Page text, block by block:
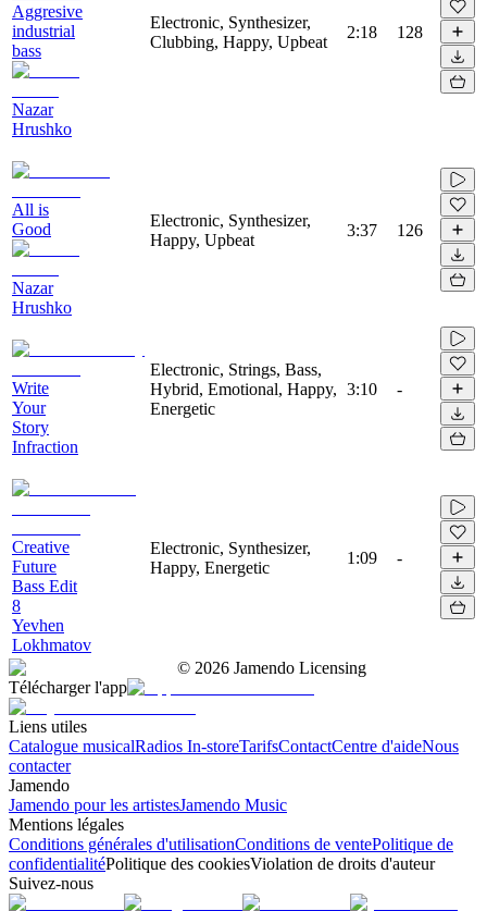
Aggresive
industrial
bass
Nazar
Hrushko
Electronic, Synthesizer,
Clubbing, Happy, Upbeat
2:18 128
All is
Good
Nazar
Hrushko
Electronic, Synthesizer,
Happy, Upbeat
3:37 126
Write
Your
Story
Infraction
Electronic, Strings, Bass,
Hybrid, Emotional, Happy,
Energetic
3:10 -
Creative
Future
Bass Edit
8
Yevhen
Lokhmatov
Electronic, Synthesizer,
Happy, Energetic
1:09 -
© 2026 Jamendo Licensing
Télécharger l'app
Liens utiles
Catalogue musicalRadios In-storeTarifsContactCentre d'aideNous
contacter
Jamendo
Jamendo pour les artistesJamendo Music
Mentions légales
Conditions générales d'utilisationConditions de ventePolitique de
confidentialitéPolitique des cookiesViolation de droits d'auteur
Suivez-nous